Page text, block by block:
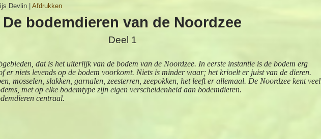
Devlin |Afdrukken
De bodemdieren van de Noordzee
Deel 1
dat is het uiterlijk van de bodem van de Noordzee. In eerste instantie is de bodem erg
er niets levends op de bodem voorkomt. Niets is minder waar; het krioelt er juist van de dieren.
mosselen, slakken, garnalen, zeesterren, zeepokken, het leeft er allemaal. De Noordzee kent veel
met op elke bodemtype zijn eigen verscheidenheid aan bodemdieren.
centraal.